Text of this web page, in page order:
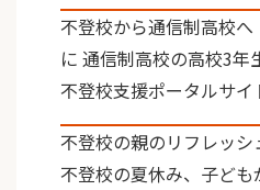
不登校から通信制高校
に 通信制高校の高校3年
不登校支援ポータルサイ
不登校の親のリフレッ
不登校の夏休み、子ど